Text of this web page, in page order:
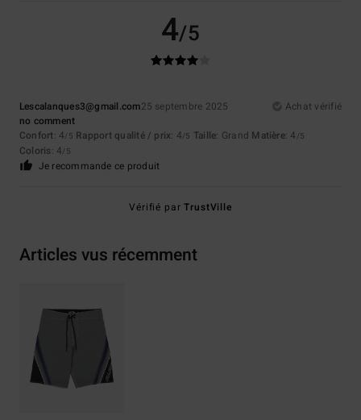
4/5
Lescalanques3@gmail.com25 septembre 2025
Achat vérifié
no comment
Confort: 4/5 Rapport qualité / prix: 4/5 Taille: Grand Matière: 4 /5
Coloris: 4/5
Je recommande ce produit
Vérifié parTrustVille
Articles vus récemment